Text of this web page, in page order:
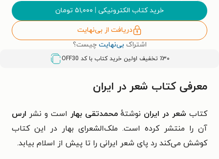
خرید کتاب الکترونیکی | ۵۱,۰۰۰ تومان
دریافت از بی‌نهایت
اشتراک بی‌نهایت چیست؟
٪۳۰ تخفیف اولین خرید کتاب با کد OFF30
معرفی کتاب شعر در ایران
کتاب شعر در ایران نوشتهٔ محمدتقی بهار است و نشر ارس
آن را منتشر کرده است. ملک‌الشعرای بهار در این کتاب
کوشش می‌کند رد پای شعر ایرانی را تا پیش از اسلام بیابد.